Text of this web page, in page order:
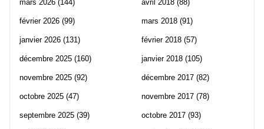
mars 2026 (144)
février 2026 (99)
janvier 2026 (131)
décembre 2025 (160)
novembre 2025 (92)
octobre 2025 (47)
septembre 2025 (39)
avril 2018 (88)
mars 2018 (91)
février 2018 (57)
janvier 2018 (105)
décembre 2017 (82)
novembre 2017 (78)
octobre 2017 (93)